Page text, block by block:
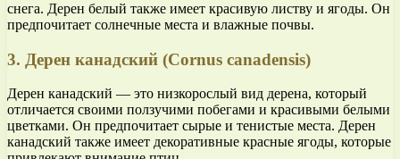
снега. Дерен белый также имеет красивую листву и ягоды. Он
предпочитает солнечные места и влажные почвы.
3. Дерен канадский (Cornus canadensis)
Дерен канадский — это низкорослый вид дерена, который
отличается своими ползучими побегами и красивыми белыми
цветками. Он предпочитает сырые и тенистые места. Дерен
канадский также имеет декоративные красные ягоды, которые